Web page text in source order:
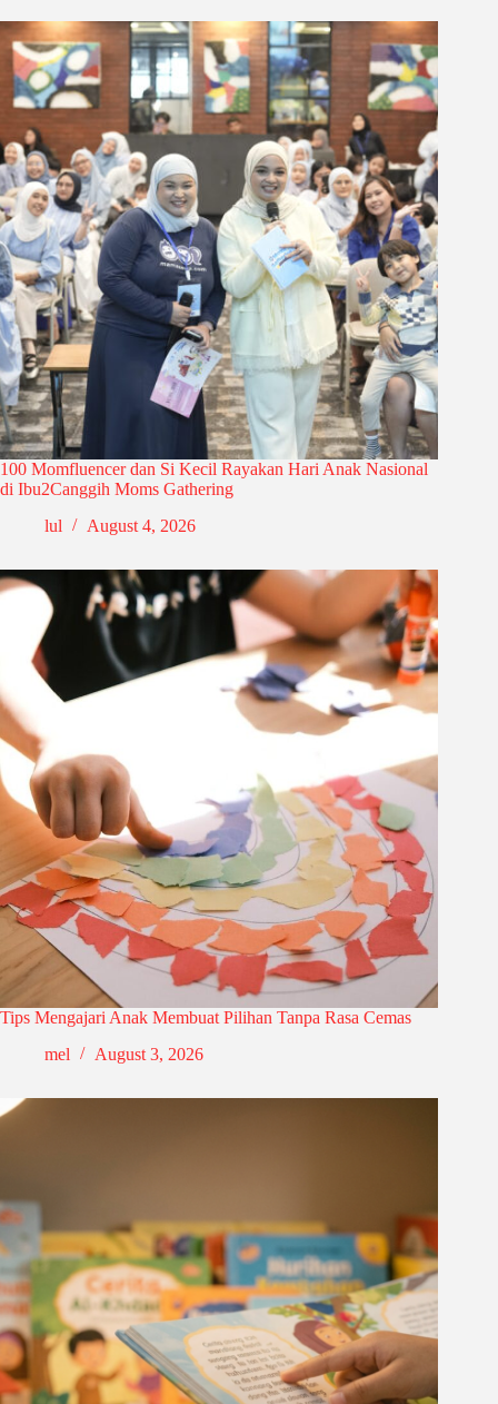
100 Momfluencer dan Si Kecil Rayakan Hari Anak Nasional
di Ibu2Canggih Moms Gathering
lul
August 4, 2026
Tips Mengajari Anak Membuat Pilihan Tanpa Rasa Cemas
mel
August 3, 2026